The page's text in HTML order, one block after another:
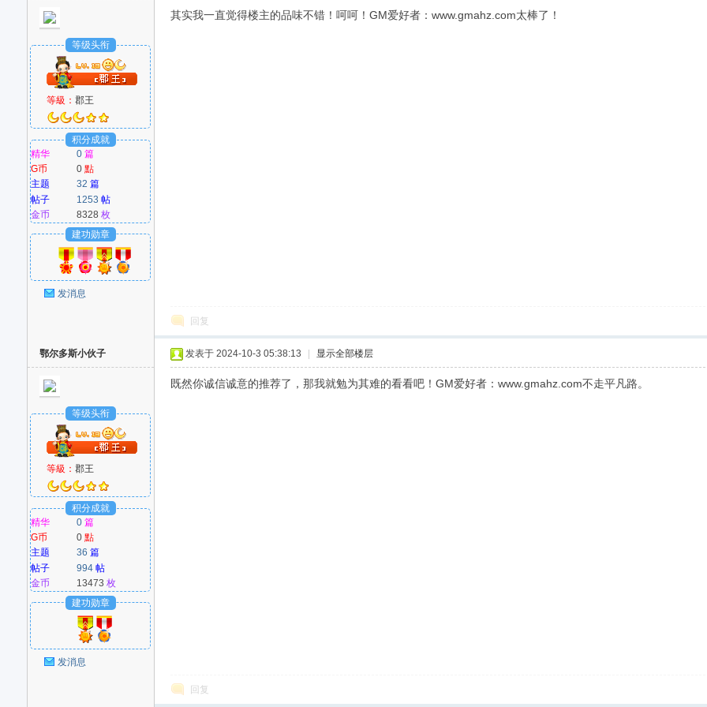
等级头衔
等級：郡王
积分成就
精华
0 篇
G币
0點
主题
32 篇
帖子
1253 帖
金币
8328枚
建功勋章
发消息
其实我一直觉得楼主的品味不错！呵呵！GM爱好者：www.gmahz.com太棒了！
回复
鄂尔多斯小伙子
等级头衔
等級：郡王
积分成就
精华
0 篇
G币
0點
主题
36 篇
帖子
994 帖
金币
13473枚
建功勋章
发消息
发表于 2024-10-3 05:38:13 显示全部楼层
既然你诚信诚意的推荐了，那我就勉为其难的看看吧！GM爱好者：www.gmahz.com不走平凡路。
回复